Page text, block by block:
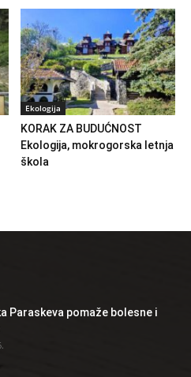
Ekologija
KORAK ZA BUDUĆNOST
Ekologija, mokrogorska letnja
škola
Paraskeva pomaže bolesne i